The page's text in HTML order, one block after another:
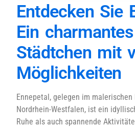
Entdecken Sie
Ein charmantes
Städtchen mit
Möglichkeiten
Ennepetal, gelegen im malerischen
Nordrhein-Westfalen, ist ein
Ruhe als auch spannende